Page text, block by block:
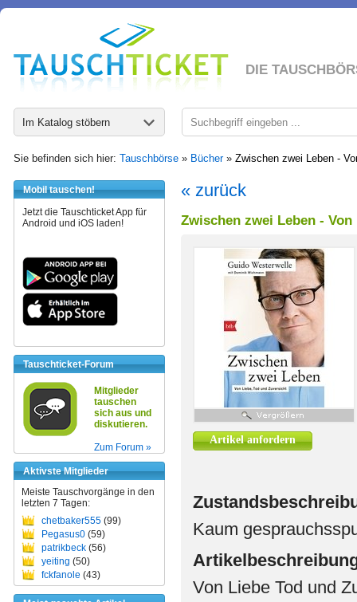
DIE
Im Katalog stöbern
Sie befinden sich hier: Tauschbörse » Bücher» Zwischen zwei Leben -
Mobil tauschen!
Jetzt die Tauschticket App für
Android und iOS laden!
Tauschticket-Forum
Mitglieder
tauschen
sich aus und
diskutieren.
Zum Forum »
Aktivste Mitglieder
Meiste Tauschvorgänge in den
letzten 7 Tagen:
chetbaker555 (99)
Pegasus0 (59)
patrikbeck (56)
yeiting (50)
fckfanole (43)
« zurück
Zwischen zwei Leben -
Artikel anfordern
Kaum
Von Liebe Tod und